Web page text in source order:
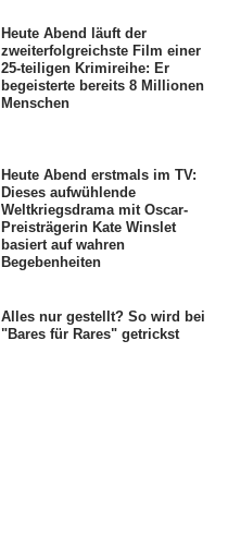
Heute Abend läuft der
zweiterfolgreichste Film einer
25-teiligen Krimireihe: Er
begeisterte bereits 8 Millionen
Menschen
Heute Abend erstmals im TV:
Dieses aufwühlende
Weltkriegsdrama mit Oscar-
Preisträgerin Kate Winslet
basiert auf wahren
Begebenheiten
Alles nur gestellt? So wird bei
"Bares für Rares" getrickst